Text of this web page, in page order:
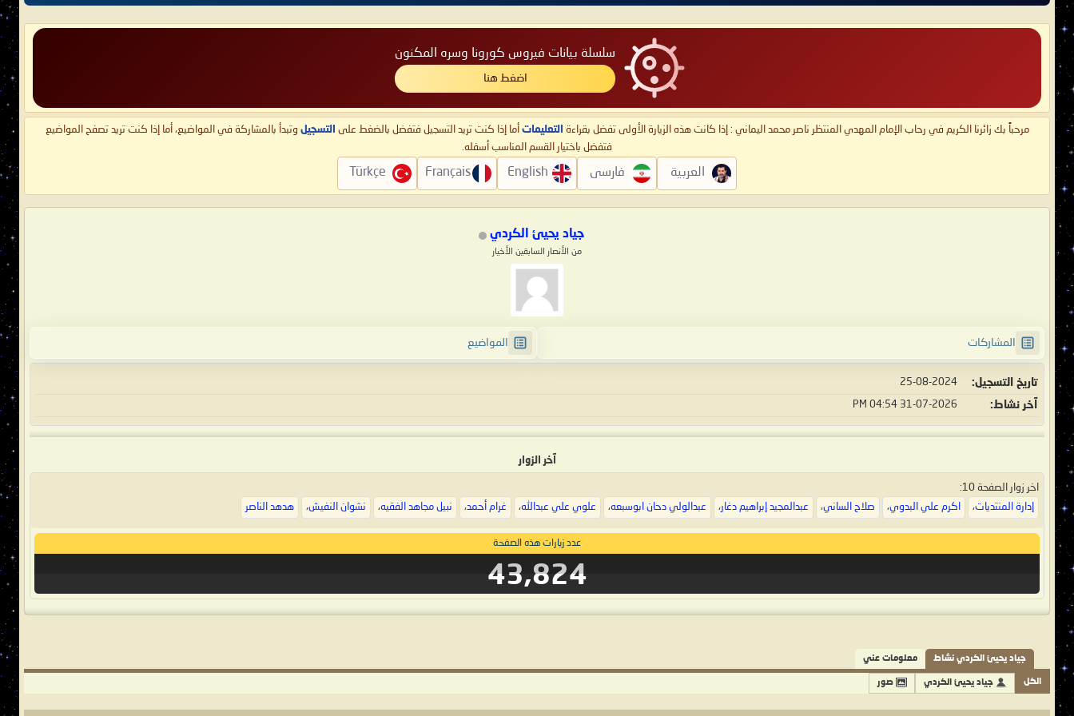
سلسلة بيانات فيروس كورونا وسره المكنون
اضغط هنا
مرحباً بك زائرنا الكريم في رحاب الإمام المهدي المنتظر ناصر محمد اليماني : إذا كانت هذه الزيارة الأولى تفضل بقراءة التعليمات أما إذا كنت تريد التسجيل فتفضل بالضغط على التسجيل وتبدأ بالمشاركة في المواضيع، أما إذا كنت تريد تصفح المواضيع
فتفضل باختيار القسم المناسب أسفله.
العربية فارسی English
Français
Türkçe
جياد يحيئ الكردي
من الأنصار السابقين الأخيار
المشاركات المواضيع
تاريخ التسجيل 25-08-2024
آخر نشاط 31-07-2026
04:54 PM
آخر الزوار
اخر زوار الصفحة 10:
إدارة المنتديات، اكرم علي البدوي، صلاح الساني، عبدالمجيد إبراهيم دغار، عبدالولي دحان ابوسبعه، علوي علي عبدالله، غرام أحمد، نبيل مجاهد الفقيه، نشوان النفيش، هدهد الناصر
عدد زيارات هذه الصفحة
43,824
جياد يحيئ الكردي نشاط معلومات عني
الكل جياد يحيئ الكردي صور